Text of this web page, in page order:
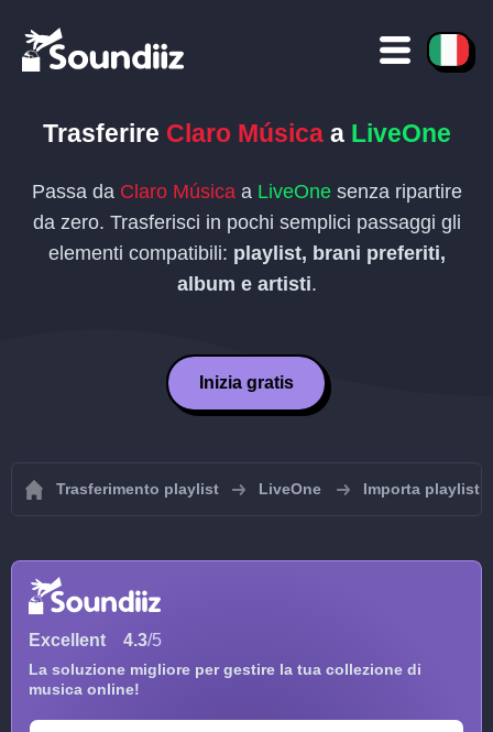
Trasferire Claro Músicaa LiveOne
Passa da Claro Músicaa LiveOnesenza ripartire
da zero. Trasferisci in pochi semplici passaggi gli
elementi compatibili: playlist, brani preferiti,
album e artisti.
Inizia gratis
Trasferimento playlist LiveOne Importa playlist
Excellent 4.3/5
La soluzione migliore per gestire la tua collezione di
musica online!